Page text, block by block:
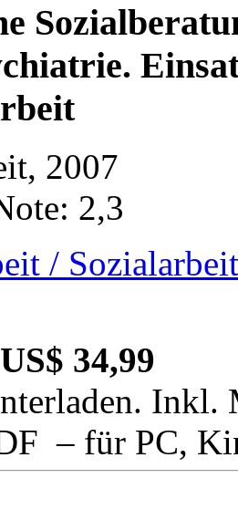
2007
2,3
/ Sozialarbeit
US$ 34,99
Inkl.
– für PC,